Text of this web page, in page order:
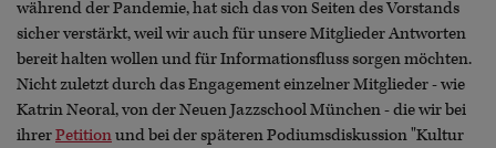
während der Pandemie, hat sich das von Seiten des Vorstands
sicher verstärkt, weil wir auch für unsere Mitglieder Antworten
bereit halten wollen und für Informationsfluss sorgen möchten.
Nicht zuletzt durch das Engagement einzelner Mitglieder - wie
Katrin Neoral, von der Neuen Jazzschool München - die wir bei
ihrerPetitionund bei der späteren Podiumsdiskussion "Kultur